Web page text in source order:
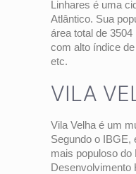
Linhares é uma
Atlântico. Sua
área total de
com alto índice
etc.
VILA
Vila Velha é um
Segundo o IBGE,
mais populoso
Desenvolvimento